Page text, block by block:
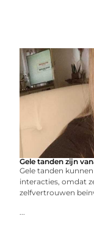
Gele tanden zijn
Gele tanden
interacties, omdat
zelfvertrouwen
...